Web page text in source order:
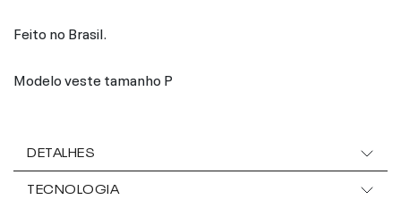
Feito no Brasil.
Modelo veste tamanho P
DETALHES
TECNOLOGIA